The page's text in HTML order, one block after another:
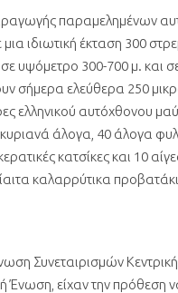
παραμελημένων
ιδιωτική έκταση 300
υψόμετρο 300-700 μ. και
σήμερα ελεύθερα 250
ελληνικού αυτόχθονου
άλογα, 40 άλογα
κατσίκες και 10
καλαρρύτικα
Συνεταιρισμών Κεντρικής
Ένωση, είχαν την πρόθεση